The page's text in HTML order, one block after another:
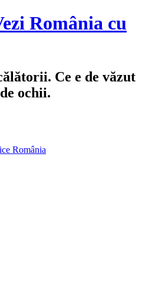
România cu
Ce e de văzut
ochii.
România